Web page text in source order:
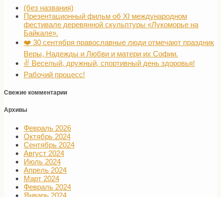
(без названия)
Презентационный фильм об XI международном
фестивале деревянной скульптуры «Лукоморье на
Байкале».
❤️ 30 сентября православные люди отмечают праздник
Веры, Надежды и Любви и матери их Софии.
✌️ Веселый, дружный, спортивный день здоровья!
Рабочий процесс!
Свежие комментарии
Архивы
Февраль 2026
Октябрь 2024
Сентябрь 2024
Август 2024
Июль 2024
Апрель 2024
Март 2024
Февраль 2024
Январь 2024